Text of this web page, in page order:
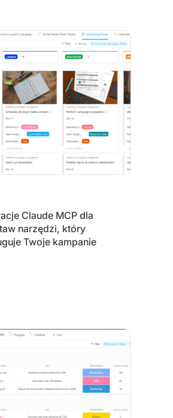
Claude MCP dla
narzędzi, który
Twoje kampanie